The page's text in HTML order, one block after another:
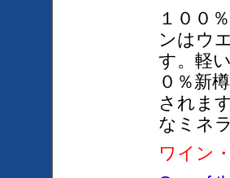
１００
ンはウ
す。軽
０％新
されま
なミネ
ワイン